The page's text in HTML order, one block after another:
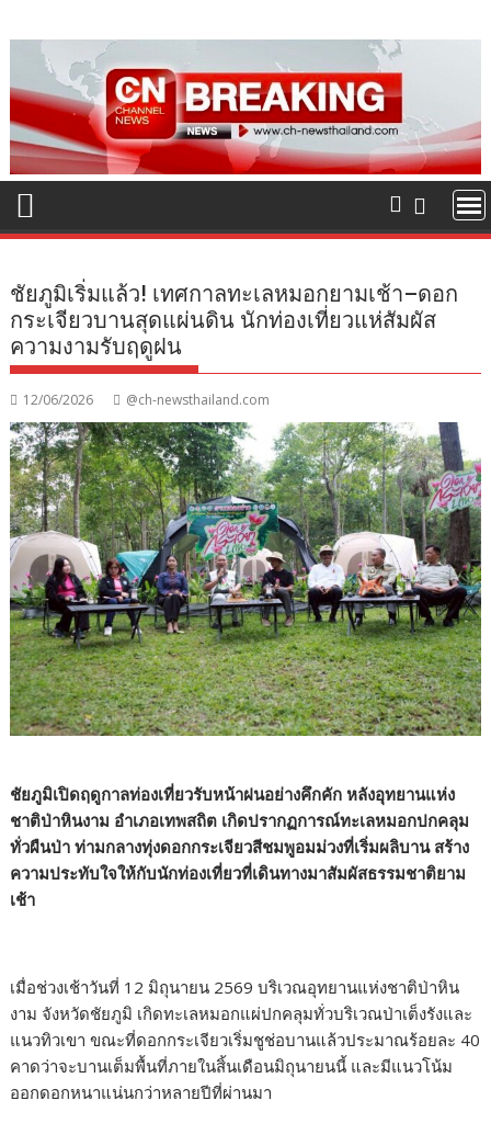
to
content
ชัยภูมิเริ่มแล้ว! เทศกาลทะเลหมอกยามเช้า–ดอก
กระเจียวบานสุดแผ่นดิน นักท่องเที่ยวแห่สัมผัส
ความงามรับฤดูฝน
12/06/2026 @ch-newsthailand.com
ชัยภูมิเปิดฤดูกาลท่องเที่ยวรับหน้าฝนอย่างคึกคัก หลังอุทยานแห่ง
ชาติป่าหินงาม อำเภอเทพสถิต เกิดปรากฏการณ์ทะเลหมอกปกคลุม
ทั่วผืนป่า ท่ามกลางทุ่งดอกกระเจียวสีชมพูอมม่วงที่เริ่มผลิบาน สร้าง
ความประทับใจให้กับนักท่องเที่ยวที่เดินทางมาสัมผัสธรรมชาติยาม
เช้า
เมื่อช่วงเช้าวันที่ 12 มิถุนายน 2569 บริเวณอุทยานแห่งชาติป่าหิน
งาม จังหวัดชัยภูมิ เกิดทะเลหมอกแผ่ปกคลุมทั่วบริเวณป่าเต็งรังและ
แนวทิวเขา ขณะที่ดอกกระเจียวเริ่มชูช่อบานแล้วประมาณร้อยละ 40
คาดว่าจะบานเต็มพื้นที่ภายในสิ้นเดือนมิถุนายนนี้ และมีแนวโน้ม
ออกดอกหนาแน่นกว่าหลายปีที่ผ่านมา